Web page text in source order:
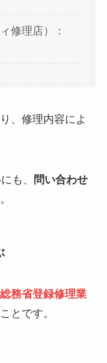
修理店）：
、修理内容によ
も、
問い合わせ
総務省登録修理業
とです。